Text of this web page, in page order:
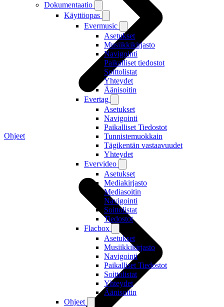
Dokumentaatio
Käyttöopas
Evermusic
Asetukset
Musiikkikirjasto
Navigointi
Paikalliset tiedostot
Soittolistat
Yhteydet
Äänisoitin
Evertag
Asetukset
Navigointi
Paikalliset Tiedostot
Tunnistemuokkain
Tägikentän vastaavuudet
Yhteydet
Evervideo
Asetukset
Mediakirjasto
Mediasoitin
Navigointi
Soittolistat
Tiedostot
Flacbox
Asetukset
Musiikkikirjasto
Navigointi
Paikalliset Tiedostot
Soittolistat
Yhteydet
Äänisoitin
Ohjeet
Ohjeet